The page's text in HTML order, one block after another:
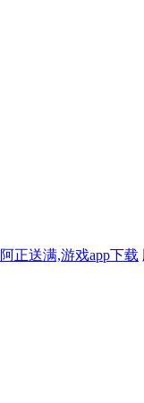
阿正送满,游戏app下载